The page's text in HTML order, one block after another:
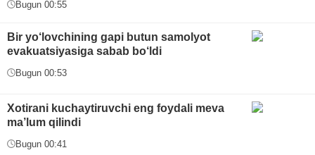
Bugun 00:55
Bir yo‘lovchining gapi butun samolyot
evakuatsiyasiga sabab bo‘ldi
Bugun 00:53
Xotirani kuchaytiruvchi eng foydali meva
ma’lum qilindi
Bugun 00:41